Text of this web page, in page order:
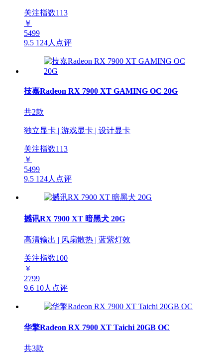
关注指数113
￥
5499
9.5 124人点评
技嘉Radeon RX 7900 XT GAMING OC 20G
共2款
独立显卡 | 游戏显卡 | 设计显卡
关注指数113
￥
5499
9.5 124人点评
撼讯RX 7900 XT 暗黑犬 20G
高清输出 | 风扇散热 | 蓝紫灯效
关注指数100
￥
2799
9.6 10人点评
华擎Radeon RX 7900 XT Taichi 20GB OC
共3款